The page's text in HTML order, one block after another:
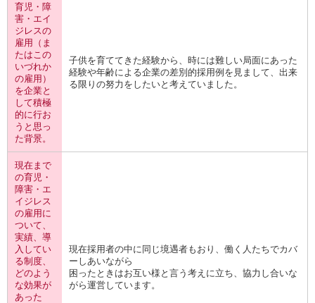
育児・障
害・エイ
ジレスの
雇用（ま
たはこの
いづれか
の雇用）
を企業と
して積極
的に行お
うと思っ
た背景。
子供を育ててきた経験から、時には難しい局面にあった
経験や年齢による企業の差別的採用例を見まして、出来
る限りの努力をしたいと考えていました。
現在まで
の育児・
障害・エ
イジレス
の雇用に
ついて、
実績、導
入してい
る制度、
どのよう
な効果が
あった
現在採用者の中に同じ境遇者もおり、働く人たちでカバ
ーしあいながら
困ったときはお互い様と言う考えに立ち、協力し合いな
がら運営しています。